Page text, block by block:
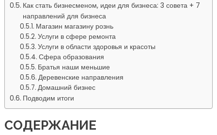
Как стать бизнесменом, идеи для бизнеса: 3 совета + 7
направлений для бизнеса
Магазин магазину рознь
Услуги в сфере ремонта
Услуги в области здоровья и красоты
Сфера образования
Братья наши меньшие
Деревенские направления
Домашний бизнес
Подводим итоги
СОДЕРЖАНИЕ